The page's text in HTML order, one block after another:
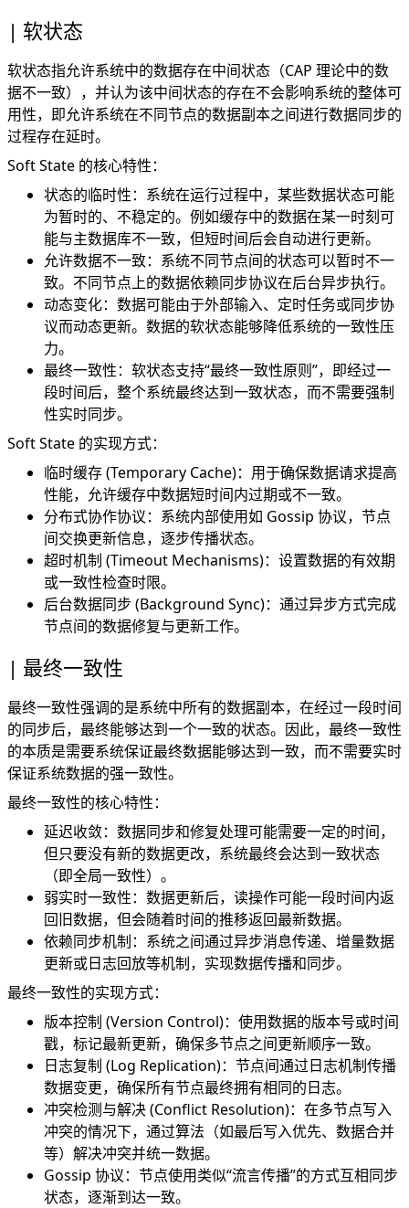
软状态
软状态指允许系统中的数据存在中间状态（CAP 理论中的数
据不一致），并认为该中间状态的存在不会影响系统的整体可
用性，即允许系统在不同节点的数据副本之间进行数据同步的
过程存在延时。
Soft State 的核心特性：
状态的临时性：系统在运行过程中，某些数据状态可能
为暂时的、不稳定的。例如缓存中的数据在某一时刻可
能与主数据库不一致，但短时间后会自动进行更新。
允许数据不一致：系统不同节点间的状态可以暂时不一
致。不同节点上的数据依赖同步协议在后台异步执行。
动态变化：数据可能由于外部输入、定时任务或同步协
议而动态更新。数据的软状态能够降低系统的一致性压
力。
最终一致性：软状态支持“最终一致性原则”，即经过一
段时间后，整个系统最终达到一致状态，而不需要强制
性实时同步。
Soft State 的实现方式：
临时缓存 (Temporary Cache)：用于确保数据请求提高
性能，允许缓存中数据短时间内过期或不一致。
分布式协作协议：系统内部使用如 Gossip 协议，节点
间交换更新信息，逐步传播状态。
超时机制 (Timeout Mechanisms)：设置数据的有效期
或一致性检查时限。
后台数据同步 (Background Sync)：通过异步方式完成
节点间的数据修复与更新工作。
最终一致性
最终一致性强调的是系统中所有的数据副本，在经过一段时间
的同步后，最终能够达到一个一致的状态。因此，最终一致性
的本质是需要系统保证最终数据能够达到一致，而不需要实时
保证系统数据的强一致性。
最终一致性的核心特性：
延迟收敛：数据同步和修复处理可能需要一定的时间，
但只要没有新的数据更改，系统最终会达到一致状态
（即全局一致性）。
弱实时一致性：数据更新后，读操作可能一段时间内返
回旧数据，但会随着时间的推移返回最新数据。
依赖同步机制：系统之间通过异步消息传递、增量数据
更新或日志回放等机制，实现数据传播和同步。
最终一致性的实现方式：
版本控制 (Version Control)：使用数据的版本号或时间
戳，标记最新更新，确保多节点之间更新顺序一致。
日志复制 (Log Replication)：节点间通过日志机制传播
数据变更，确保所有节点最终拥有相同的日志。
冲突检测与解决 (Conflict Resolution)：在多节点写入
冲突的情况下，通过算法（如最后写入优先、数据合并
等）解决冲突并统一数据。
Gossip 协议：节点使用类似“流言传播”的方式互相同步
状态，逐渐到达一致。